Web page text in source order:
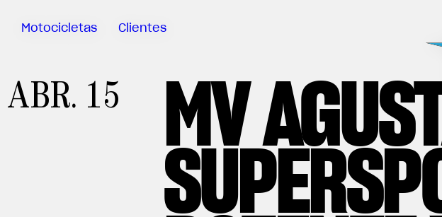
Motocicletas Clientes
Manuales
Campaña
ABR. 15 MV